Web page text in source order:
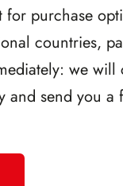
for purchase
countries,
we will
and send you a